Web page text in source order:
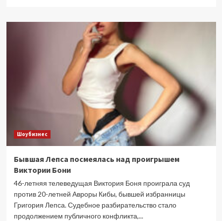
Николай
Цискаридзе
раскритиковал
нашумевший
спектакль
«Гамлет»
Шоубизнес
Бывшая Лепса посмеялась над проигрышем
Виктории Бони
46-летняя телеведущая Виктория Боня проиграла суд
против 20-летней Авроры Кибы, бывшей избранницы
Григория Лепса. Судебное разбирательство стало
продолжением публичного конфликта,...